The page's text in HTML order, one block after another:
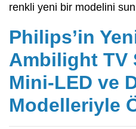
renkli yeni bir modelini
Philips’in
Ambilight TV
Mini-LED ve
Modelleriyle